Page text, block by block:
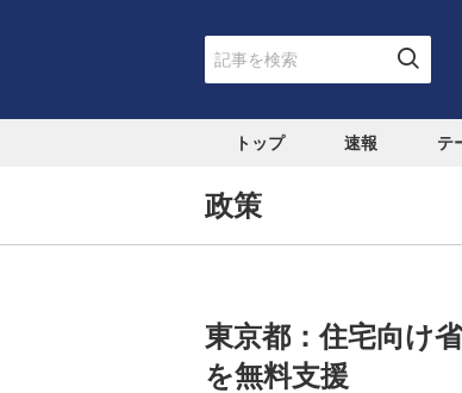
トップ 速報 テ
政策
東京都：住宅向け
を無料支援